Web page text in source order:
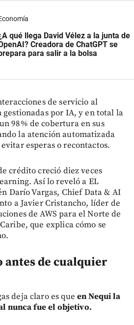
qué llega David Vélez a la junta de
Creadora de ChatGPT se
para salir a la bolsa
de servicio al
por IA, y en total la
98% de cobertura en sus
la atención automatizada
esperas o recontactos.
crédito creció diez veces
Así lo reveló a EL
Darío Vargas, Chief Data & AI
a Javier Cristancho, líder de
de AWS para el Norte de
que explica cómo se
antes de cualquier
deja claro es que en Nequi la
nunca fue el objetivo.